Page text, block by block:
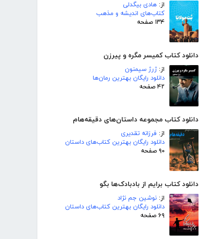
از: هادی بیگدلی
کتاب‌های اندیشه و مذهب
۱۳۴ صفحه
دانلود کتاب کمیسر مگره و پیرزن
از:ژرژ سیمنون
دانلود رایگان بهترین رمان‌ها
۴۲ صفحه
دانلود کتاب مجموعه داستان‌های دقیقه‌هام
از: فرزانه تقدیری
دانلود رایگان بهترین کتاب‌های داستان
۹۰ صفحه
دانلود کتاب برایم از بادبادک‌ها بگو
از: نوشین جم نژاد
دانلود رایگان بهترین کتاب‌های داستان
۶۹ صفحه